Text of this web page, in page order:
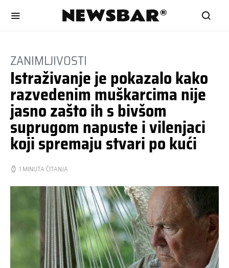
ZANIMLJIVOSTI
Istraživanje je pokazalo kako
razvedenim muškarcima nije
jasno zašto ih s bivšom
suprugom napuste i vilenjaci
koji spremaju stvari po kući
1 MINUTA ČITANJA